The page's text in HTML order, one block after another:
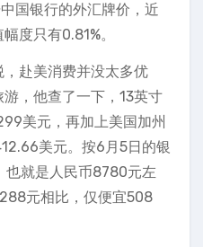
国银行的外汇牌价，近
度只有0.81%。
赴美消费并没太多优
，他查了一下，13英寸
美元，再加上美国加州
美元。按6月5日的银
也就是人民币8780元左
元相比，仅便宜508